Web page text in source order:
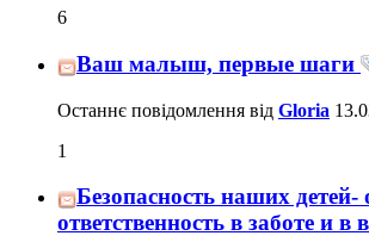
6
Ваш малыш, первые шаги
Останнє повідомлення від Gloria
1
Безопасность наших детей-
ответственность в заботе и в